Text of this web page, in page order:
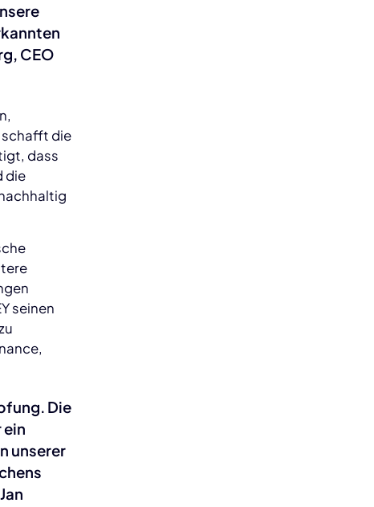
CEO
schafft die
dass
die
seinen
Die
ein
unserer